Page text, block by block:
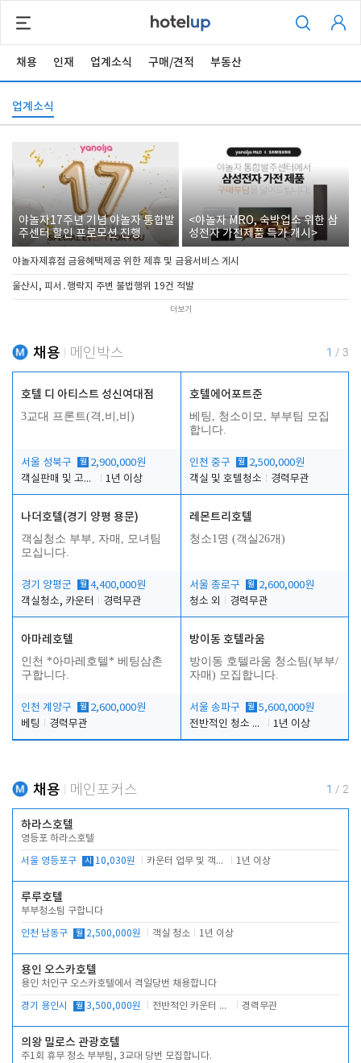
채용 인재 업계소식 구매/견적 부동산
업계소식
야놀자17주년 기념 야놀자 통합발
주센터 할인 프로모션 진행
<야놀자 MRO, 숙박업소 위한 삼
성전자 가전제품 특가 개시>
야놀자제휴점 금융혜택제공 위한 제휴 및 금융서비스 게시
울산시, 피서․행락지 주변 불법행위 19건 적발
더보기
채용 메인박스 1 / 3
호텔 디 아티스트 성신여대점
3교대 프론트(격,비,비)
서울 성북구 월 2,900,000원
객실판매 및 고객응대
1년 이상
호텔에어포트준
베팅, 청소이모, 부부팀 모집
합니다.
인천 중구 월 2,500,000원
객실 및 호텔청소
경력무관
나더호텔(경기 양평 용문)
객실청소 부부, 자매, 모녀팀
모십니다.
경기 양평군 월 4,400,000원
객실청소, 카운터
경력무관
레몬트리호텔
청소1명 (객실26개)
서울 종로구 월 2,600,000원
청소 외
경력무관
아마레호텔
인천 *아마레호텔* 베팅삼촌
구합니다.
인천 계양구 월 2,600,000원
베팅
경력무관
방이동 호텔라움
방이동 호텔라움 청소팀(부부/
자매) 모집합니다.
서울 송파구 월 5,600,000원
전반적인 청소 업무(객실청소.객실정리)
1년 이상
채용 메인포커스 1 / 2
하라스호텔
영등포 하라스호텔
서울 영등포구 시 10,030원 카운터 업무 및 객실관리(청소상태 확인, 객실판매) 1년 이상
루루호텔
부부청소팀 구합니다
인천 남동구 월 2,500,000원 객실 청소 1년 이상
용인 오스카호텔
용인 처인구 오스카호텔에서 격일당번 채용합니다
경기 용인시 월 3,500,000원 전반적인 카운터 업무 경력무관
의왕 밀로스 관광호텔
주1회 휴무 청소 부부팀, 3교대 당번 모집합니다.